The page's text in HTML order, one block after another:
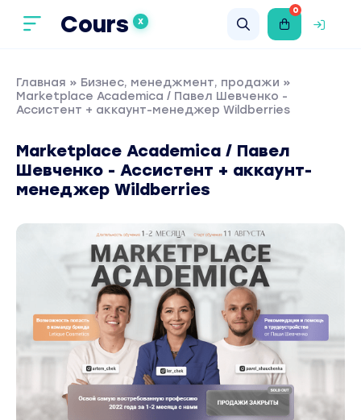
Cours X
0
Главная » Бизнес, менеджмент, продажи »
Marketplace Academica / Павел Шевченко -
Ассистент + аккаунт-менеджер Wildberries
Marketplace Academica / Павел
Шевченко - Ассистент + аккаунт-
менеджер Wildberries